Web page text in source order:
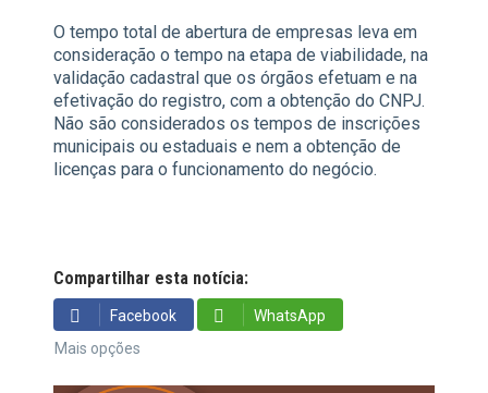
O tempo total de abertura de empresas leva em
consideração o tempo na etapa de viabilidade, na
validação cadastral que os órgãos efetuam e na
efetivação do registro, com a obtenção do CNPJ.
Não são considerados os tempos de inscrições
municipais ou estaduais e nem a obtenção de
licenças para o funcionamento do negócio.
Compartilhar esta notícia:
Facebook
WhatsApp
Mais opções